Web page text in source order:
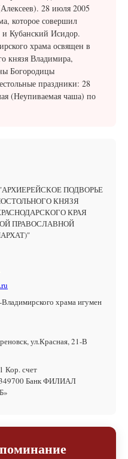
28 июля 2005
которое совершил
и Кубанский Исидор.
храма освящен в
князя Владимира,
Богородицы
праздники: 28
(Неупиваемая чаша) по
ПОДВОРЬЕ
КНЯЗЯ
КРАЯ
ПРАВОСЛАВНОЙ
храма игумен
ул.Красная, 21-В
Кор. счет
Банк ФИЛИАЛ